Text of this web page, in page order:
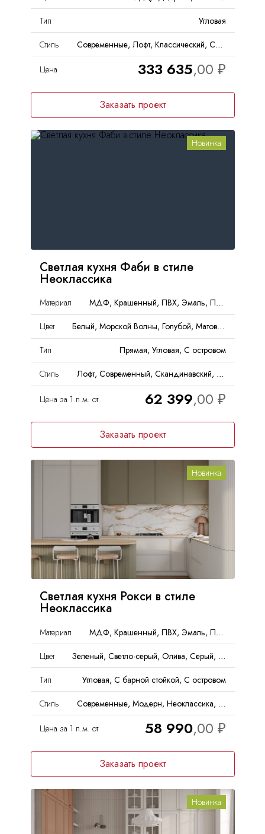
Тип
Угловая
Стиль
Современные, Лофт, Классический, Скандинавский, Неоклассика
Цена 333 635
Заказать проект
Новинка
Светлая кухня Фаби в стиле
Неоклассика
Материал
МДФ, Крашенный, ПВХ, Эмаль, Пленка, PET
Цвет
Белый, Морской Волны, Голубой, Матовый
Тип
Прямая, Угловая, С островом
Стиль
Лофт, Современный, Скандинавский, Неоклассика
Цена за 1 п.м. от 62 399
Заказать проект
Новинка
Светлая кухня Рокси в стиле
Неоклассика
Материал
МДФ, Крашенный, ПВХ, Эмаль, Пленка, PET
Цвет
Зеленый, Светло-серый, Олива, Серый, Оливковый, Матовый
Тип
Угловая, С барной стойкой, С островом
Стиль
Современные, Модерн, Неоклассика, Минимализм, Хай-тек
Цена за 1 п.м. от 58 990
Заказать проект
Новинка